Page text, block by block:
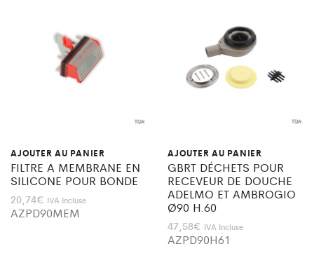
AJOUTER AU PANIER
FILTRE A MEMBRANE EN
SILICONE POUR BONDE
20,74€ IVA Incluse
AZPD90MEM
AJOUTER AU PANIER
GBRT DÉCHETS POUR
RECEVEUR DE DOUCHE
ADELMO ET AMBROGIO
Ø90 H.60
47,58€ IVA Incluse
AZPD90H61